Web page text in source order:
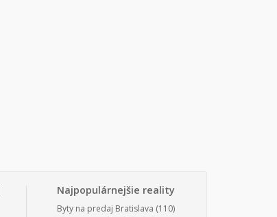
Najpopulárnejšie reality
Byty na predaj Bratislava (110)